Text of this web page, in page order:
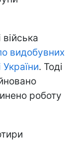
видобувних
. Тоді
роботу